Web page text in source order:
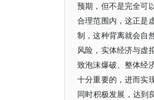
预期，但不是完全可
合理范围内，这正是
制，这种背离就会自
风险，实体经济与虚
致泡沫爆破、整体经
十分重要的，进而实
同时积极发展，达到